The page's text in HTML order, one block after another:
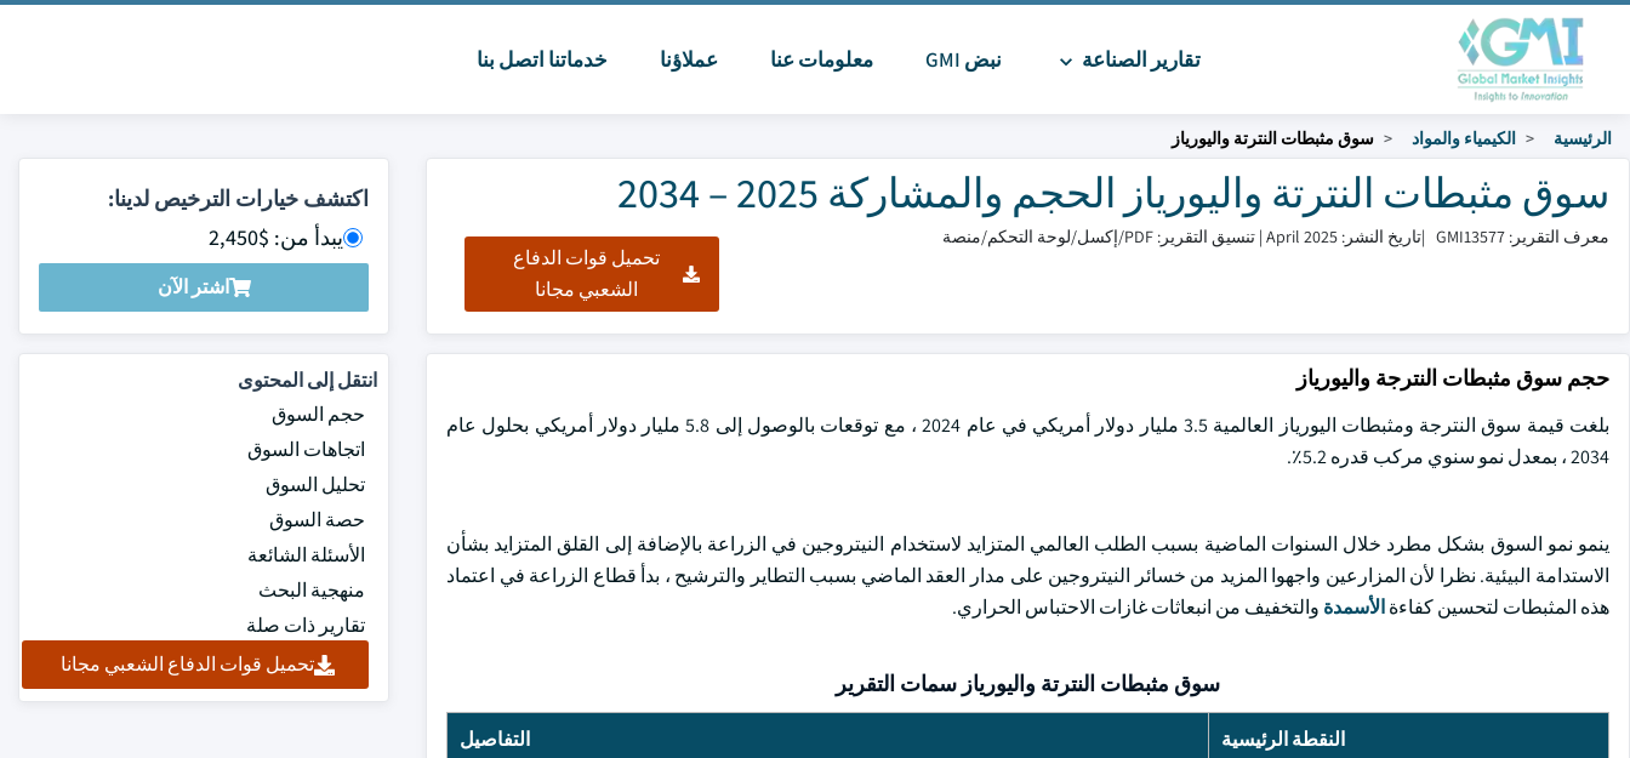
تقارير الصناعة نبض GMI معلومات عنا عملاؤنا خدماتنا اتصل بنا
الرئيسية الكيمياء والمواد سوق مثبطات النترتة واليورياز
سوق مثبطات النترتة واليورياز الحجم والمشاركة 2025 – 2034
معرف التقرير: GMI13577 |تاريخ النشر: April 2025 | تنسيق التقرير: PDF/إكسل/لوحة التحكم/منصة
تحميل قوات الدفاع
الشعبي مجانا
اكتشف خيارات الترخيص لدينا:
يبدأ من: $2,450
اشتر الآن
حجم سوق مثبطات النترجة واليورياز
بلغت قيمة سوق النترجة ومثبطات اليورياز العالمية 3.5 مليار دولار أمريكي في عام 2024 ، مع توقعات بالوصول إلى 5.8 مليار دولار أمريكي بحلول عام
2034 ، بمعدل نمو سنوي مركب قدره 5.2٪.
ينمو نمو السوق بشكل مطرد خلال السنوات الماضية بسبب الطلب العالمي المتزايد لاستخدام النيتروجين في الزراعة بالإضافة إلى القلق المتزايد بشأن
الاستدامة البيئية. نظرا لأن المزارعين واجهوا المزيد من خسائر النيتروجين على مدار العقد الماضي بسبب التطاير والترشيح ، بدأ قطاع الزراعة في اعتماد
هذه المثبطات لتحسين كفاءةالأسمدة والتخفيف من انبعاثات غازات الاحتباس الحراري.
سوق مثبطات النترتة واليورياز سمات التقرير
النقطة الرئيسية التفاصيل
انتقل إلى المحتوى
حجم السوق
اتجاهات السوق
تحليل السوق
حصة السوق
الأسئلة الشائعة
منهجية البحث
تقارير ذات صلة
تحميل قوات الدفاع الشعبي مجانا